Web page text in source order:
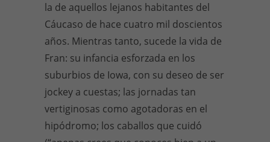
la de aquellos lejanos habitantes del
Cáucaso de hace cuatro mil doscientos
años. Mientras tanto, sucede la vida de
Fran: su infancia esforzada en los
suburbios de Iowa, con su deseo de ser
jockey a cuestas; las jornadas tan
vertiginosas como agotadoras en el
hipódromo; los caballos que cuidó